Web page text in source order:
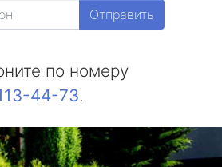
Отправить
по номеру
44-73.